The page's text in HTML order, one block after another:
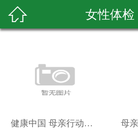
 女性体检
健康中国 母亲行动丨新安县女性公益体检行动开始啦